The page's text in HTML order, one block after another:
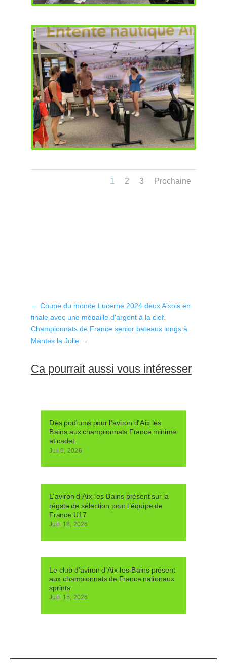
1 2 3 Prochaine
← Coupe du monde Lucerne 2024 deux Aixois en
finale avec une médaille d'argent à la clef.
Championnats de France senior bateaux longs à
Mantes la Jolie→
Ca pourrait aussi vous intéresser
Des podiums pour l’aviron d’Aix les
Bains aux championnats France minime
et cadet.
Juil 9, 2026
L’aviron d’Aix-les-Bains présent sur la
régate de sélection pour l’équipe de
France U17
Juin 18, 2026
Le club d’aviron d’Aix-les-Bains présent
aux championnats de France nationaux
sprints
Juin 15, 2026